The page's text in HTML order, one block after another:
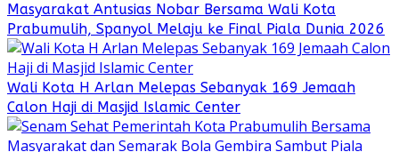
Masyarakat Antusias Nobar Bersama Wali Kota
Prabumulih, Spanyol Melaju ke Final Piala Dunia 2026
Wali Kota H Arlan Melepas Sebanyak 169 Jemaah
Calon Haji di Masjid Islamic Center